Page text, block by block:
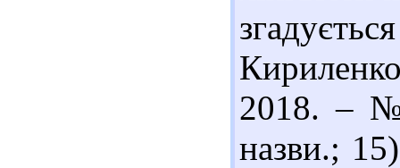
2018. –
назви.;